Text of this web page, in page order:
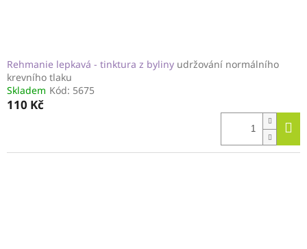
Rehmanie lepkavá - tinktura z byliny udržování normálního
krevního tlaku
Skladem Kód: 5675
110 Kč